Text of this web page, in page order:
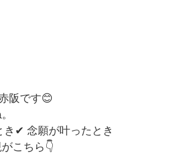
阪です😊
✔ 念願が叶ったとき
こちら👇